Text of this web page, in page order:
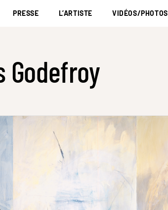
PRESSE L’ARTISTE VIDÉOS/PHOTOS
Godefroy